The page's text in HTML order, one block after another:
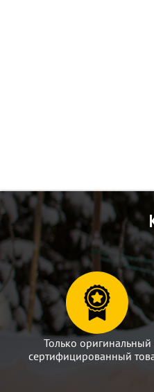
Только оригинальный
сертифицированный